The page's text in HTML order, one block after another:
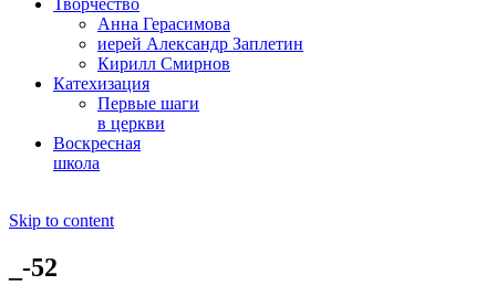
Творчество
Анна Герасимова
иерей Александр Заплетин
Кирилл Смирнов
Катехизация
Первые шаги
в церкви
Воскресная
школа
Skip to content
_-52